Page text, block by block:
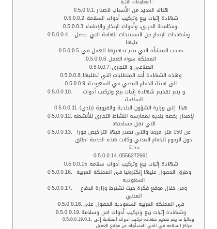
هناك العديد من الأسباب لاصدار
شهادة إثبات بيع وتركيب أدوات السلامة
وشهادات الإنجاز من المستندات الهامة التي يحصل
عليها
صاحب المنشأة التي يتم تجهيزها للعمل في
المملكة سواء العمل
الصناعي و التجاري
وهذه الشهادة أحد المتطلبات التي تطلبها
الى هيئة الدفاع المدني في السعودية
و يتم تقديم شهادة إثبات بيع وتركيب أدوات
السلامة
هذا إلى وزارة الشؤون البلدية والقروية (بلدي)
لإصدار رخصة بلدية لممارسة النشاط التجاري للأنشطة
التي تقل مساحتها
عن 150 مترا مربعا والتي تصدر فيها التراخيص فورا
دون الرجوع للدفاع المدني وكانت هذه الخدمة اطلق
حديثا
0556272661
شهادة إثبات بيع وتركيب أدوات سلامة
وطرق الحصول عليها إلكترونيا في المملكة العربية
السعودية
ومن خلال موقع فكرة حيث تشترط وزارة الدفاع
المدني
في المملكة العربية السعودية الحصول على
وشهادة إثبات بيع وتركيب أدوات امن وسلامة
وغالبًا ما يتم تقديم شهادة تركيب ادوات السلامة إلى
مراكز السلامة في الحي المسئولة عن موقع العميل